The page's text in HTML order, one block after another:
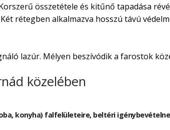
összetétele és kitűnő tapadása
rétegben alkalmazva hosszú távú
lazúr. Mélyen beszívódik a farostok
közelében
konyha) falfelületeire, beltéri